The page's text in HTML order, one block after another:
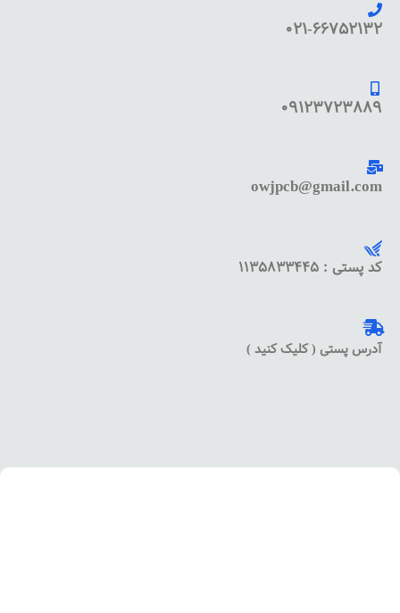
021-66752132
09123723889
owjpcb@gmail.com
کد پستی : 1135833445
آدرس پستی ( کلیک کنید )